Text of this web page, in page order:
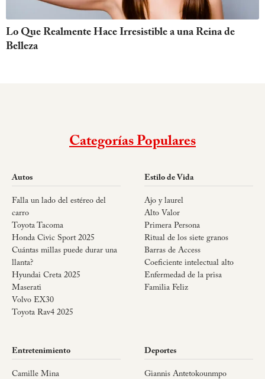
Lo Que Realmente Hace Irresistible a una Reina de
Belleza
Categorías Populares
Autos
Falla un lado del estéreo del
carro
Toyota Tacoma
Honda Civic Sport 2025
Cuántas millas puede durar una
llanta?
Hyundai Creta 2025
Maserati
Volvo EX30
Toyota Rav4 2025
Estilo de Vida
Ajo y laurel
Alto Valor
Primera Persona
Ritual de los siete granos
Barras de Access
Coeficiente intelectual alto
Enfermedad de la prisa
Familia Feliz
Entretenimiento
Camille Mina
Deportes
Giannis Antetokounmpo